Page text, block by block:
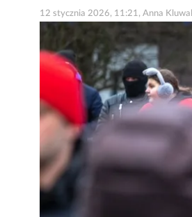
12 stycznia 2026, 11:21, Anna